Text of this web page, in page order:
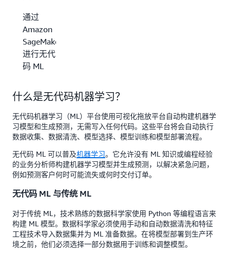
通过
Amazon
SageMaker
进行无代
码 ML
什么是无代码机器学习？
无代码机器学习（ML）平台使用可视化拖放平台自动构建机器学
习模型和生成预测，无需写入任何代码。这些平台将会自动执行
数据收集、数据清洗、模型选择、模型训练和模型部署流程。
无代码 ML 可以普及机器学习。它允许没有 ML 知识或编程经验
的业务分析师构建机器学习模型并生成预测，以解决紧急问题，
例如预测客户何时可能流失或何时交付订单。
无代码 ML 与传统 ML
对于传统 ML，技术熟练的数据科学家使用 Python 等编程语言来
构建 ML 模型。数据科学家必须使用手动和自动数据清洗和特征
工程技术导入数据集并为 ML 准备数据。在将模型部署到生产环
境之前，他们必须选择一部分数据用于训练和调整模型。